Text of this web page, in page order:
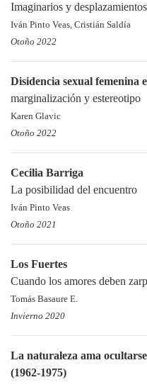
Imaginarios y
Iván Pinto Veas, Cristián Saldía
Otoño 2022
Disidencia sexual femenina
marginalización y estereotipo
Karen Glavic
Otoño 2022
Cecilia Barriga
La posibilidad del encuentro
Iván Pinto Veas
Otoño 2021
Los Fuertes
Cuando los amores deben
Tomás Basaure E.
Invierno 2020
La naturaleza ama
(1962-1975)